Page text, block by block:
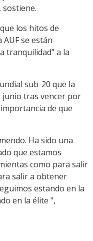
sostiene.
los hitos de
se están
tranquilidad" a la
sub-20 que la
junio tras vencer por
de que
Ha sido una
que estamos
como para salir
salir a obtener
estando en la
en la élite ",